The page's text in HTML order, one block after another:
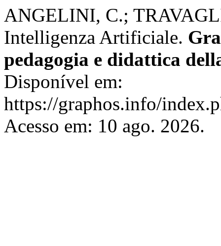
ANGELINI, C.;
Intelligenza Artificiale.
pedagogia e didattica
Disponível em:
https://graphos.info/
Acesso em: 10 ago. 2026.